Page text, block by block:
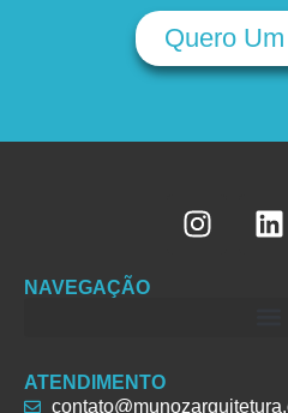
Quero
NAVEGAÇÃO
ATENDIMENTO